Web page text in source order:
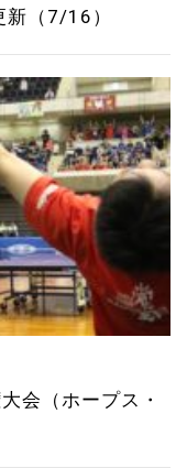
（7/16）
会（ホープス・